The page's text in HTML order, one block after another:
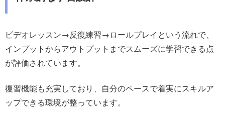
ビデオレッスン→反復練習→ロールプレイという流れで、
インプットからアウトプットまでスムーズに学習できる点
が評価されています。
復習機能も充実しており、自分のペースで着実にスキルア
ップできる環境が整っています。